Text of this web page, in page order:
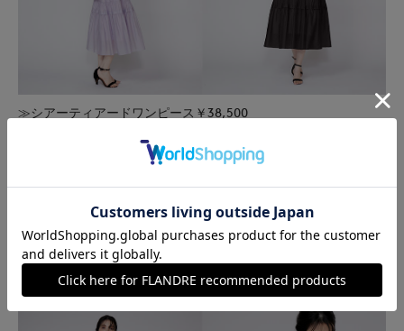
≫シアーティアードワンピース￥38,500
これからの季節にぴったりの、程よい透け感と繊細な凹凸のある
裾のティアードデザインの軽やかさがより女性らしく、夏のおで
かけにおすすめの一着です。